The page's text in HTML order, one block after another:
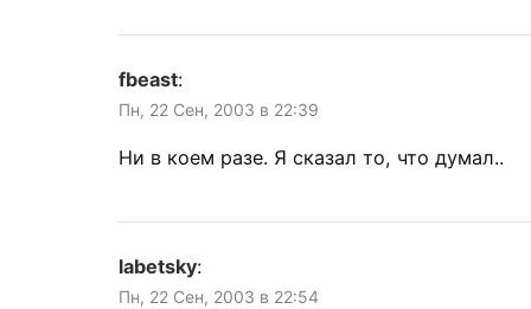
fbeast:
Пн, 22 Сен, 2003 в 22:39
Ни в коем разе. Я сказал то, что думал..
labetsky:
Пн, 22 Сен, 2003 в 22:54